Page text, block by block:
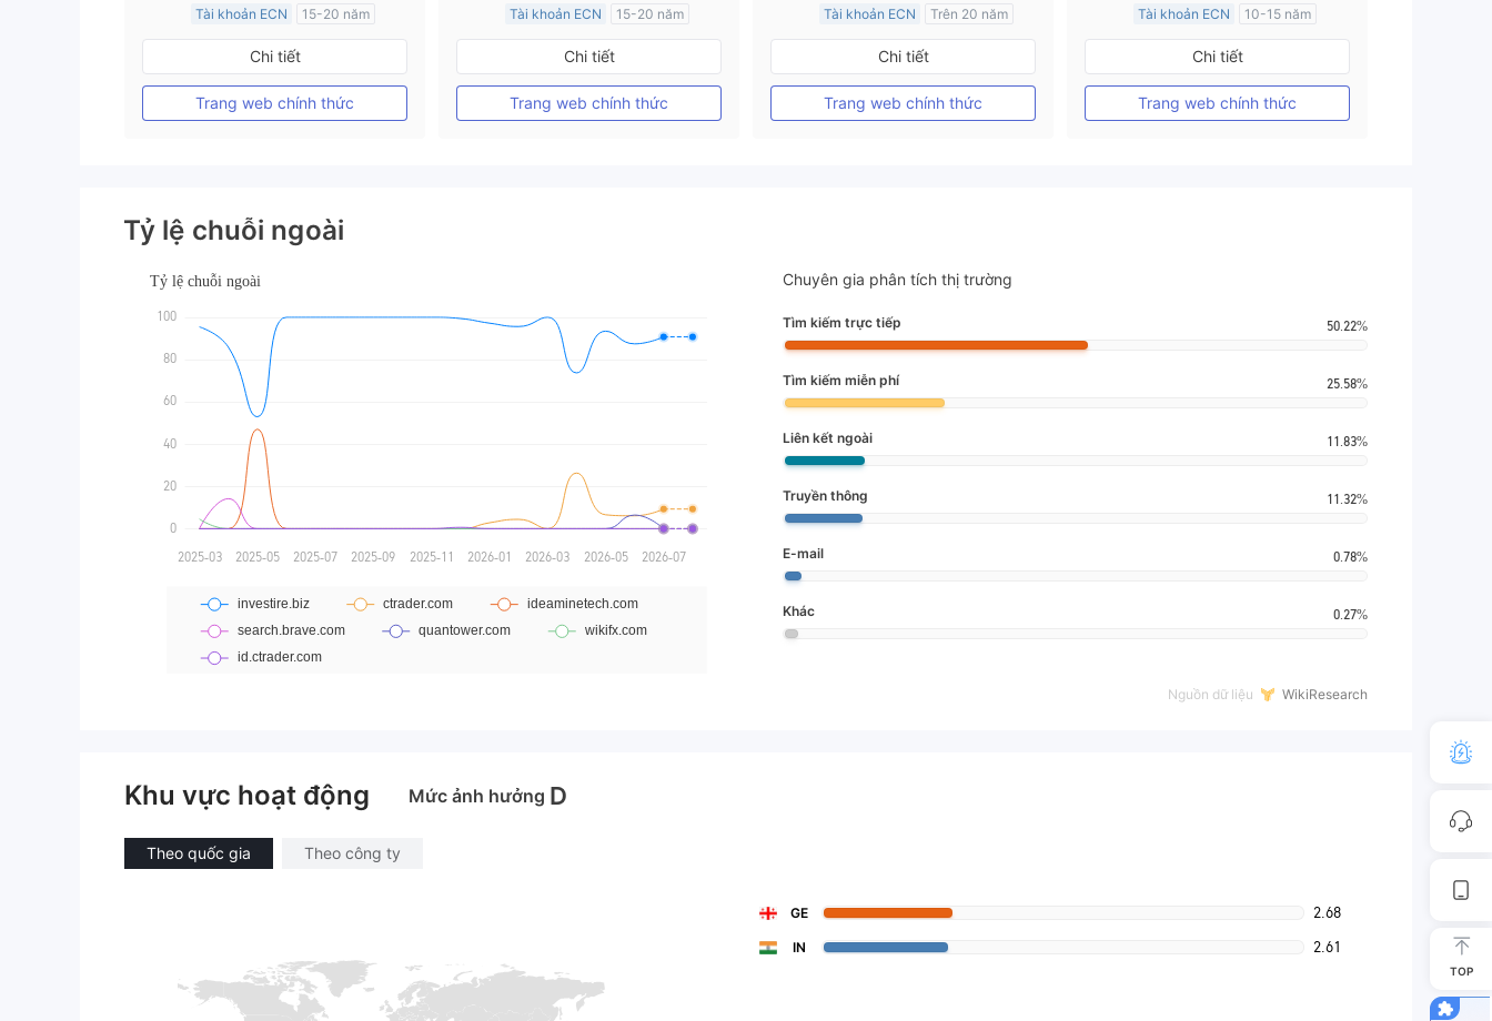
Tài khoản ECN
15-20 năm
Đăng ký tại Vương quốc Anh
MT4 Chính thức
Chi tiết
Trang web chính thức
Tài khoản ECN
15-20 năm
Đăng ký tại Nước Úc
MT4 Chính thức
Chi tiết
Trang web chính thức
Tài khoản ECN
Trên 20 năm
Đăng ký tại Nước Úc
MT4 Chính thức
Chi tiết
Trang web chính thức
Tài khoản ECN
10-15 năm
Đăng ký tại Nước Úc
MT4 Chính thức
Chi tiết
Trang web chính thức
Tỷ lệ chuỗi ngoài
Chuyên gia phân tích thị trường
Tìm kiếm trực tiếp 50.22%
Tìm kiếm miễn phí 25.58%
Liên kết ngoài 11.83%
Truyền thông 11.32%
E-mail 0.78%
Khác 0.27%
Nguồn dữ liệu WikiResearch
Khu vực hoạt động Mức ảnh hưởng D
Theo quốc gia Theo công ty
GE 2.68
IN 2.61
TOP